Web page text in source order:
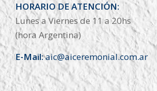
HORARIO DE ATENCIÓN:
Lunes a Viernes de 11 a 20hs
(hora Argentina)
E-Mail:aic@aiceremonial.com.ar